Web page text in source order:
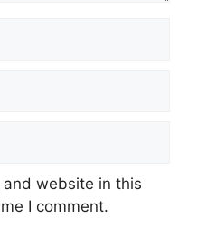
and website in this
I comment.